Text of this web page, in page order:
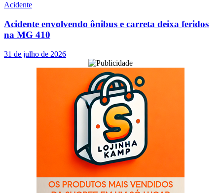
Acidente
Acidente envolvendo ônibus e carreta deixa feridos
na MG 410
31 de julho de 2026